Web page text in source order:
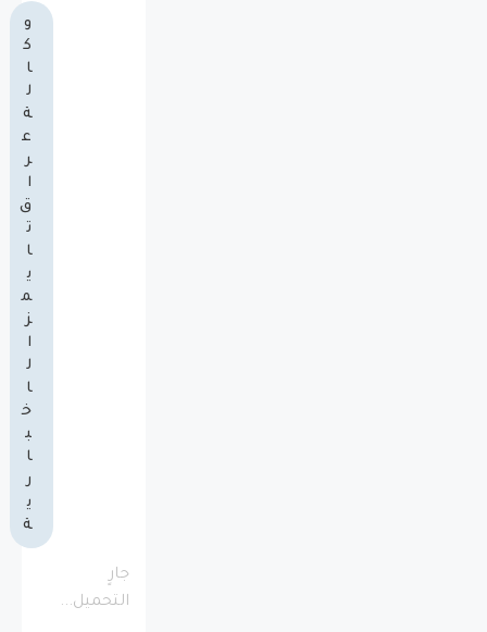
و
ك
ا
ل
ة
ع
ر
ا
ق
ت
ا
ي
م
ز
ا
ل
ا
خ
ب
ا
ر
ي
ة
جارٍ
التحميل...